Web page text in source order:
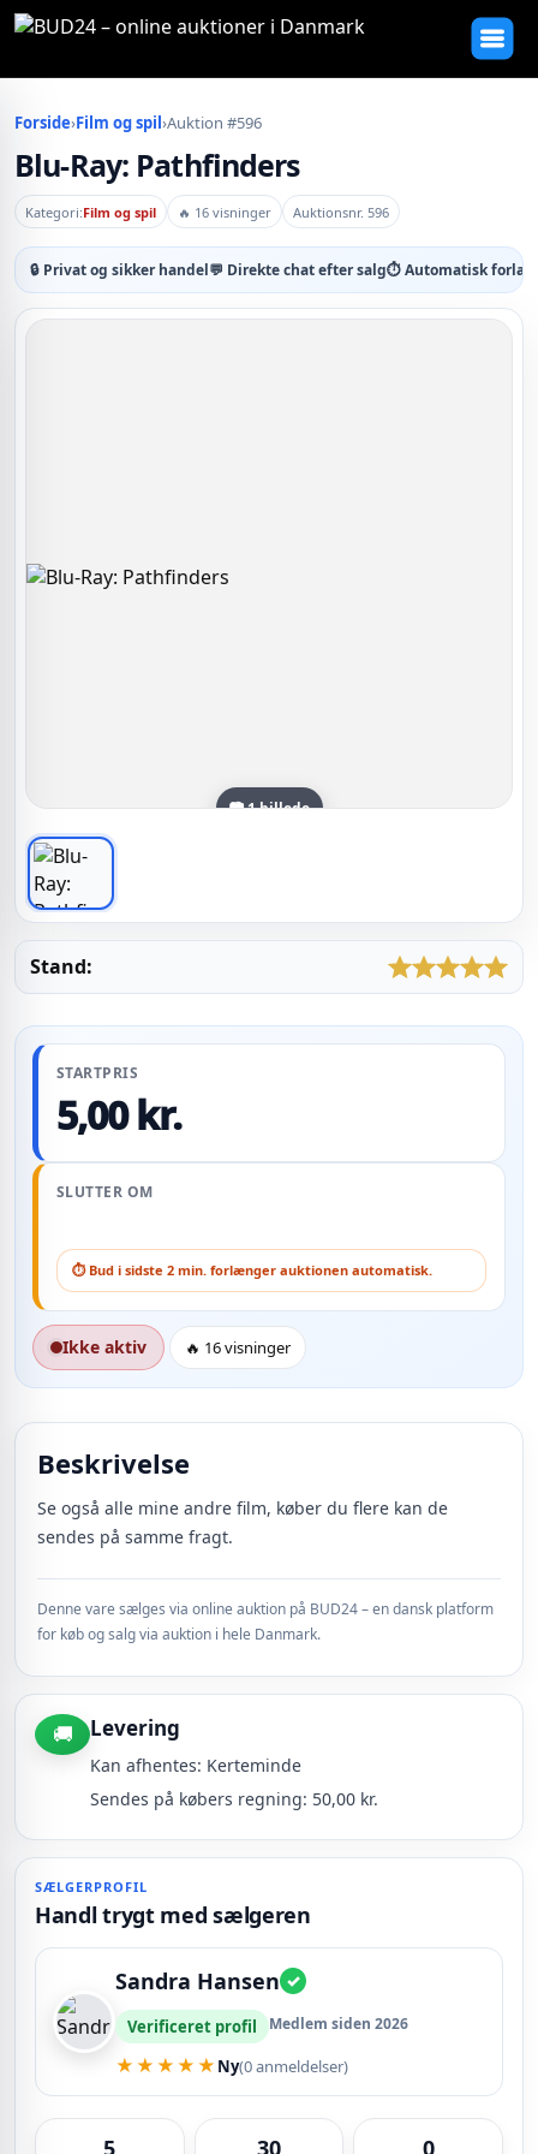
Forside›Film og spil›Auktion #596
Blu-Ray: Pathfinders
Kategori:Film og spil 🔥 16 visninger Auktionsnr. 596
🔒 Privat og sikker handel💬 Direkte chat efter salg⏱ Automatisk
📷 1 billede
Beskrivelse
Se også alle mine andre film, køber du flere kan de
sendes på samme fragt.
Denne vare sælges via online auktion på BUD24 – en dansk platform
for køb og salg via auktion i hele Danmark.
Stand:
STARTPRIS
5,00 kr.
SLUTTER OM
⏱ Bud i sidste 2 min. forlænger auktionen automatisk.
Ikke aktiv 🔥 16 visninger
SÆLGERPROFIL
Handl trygt med sælgeren
Sandra Hansen ✓
Verificeret profil Medlem siden 2026
★★★★★ Ny(0 anmeldelser)
5 30 0
🚚 Levering
Kan afhentes: Kerteminde
Sendes på købers regning: 50,00 kr.